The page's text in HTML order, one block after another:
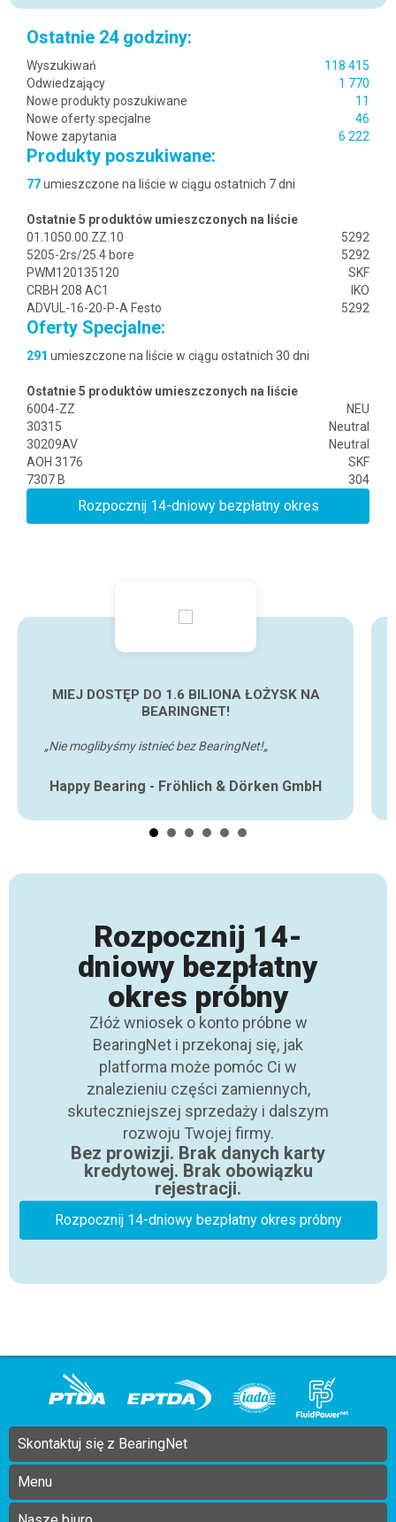
Ostatnie 24 godziny:
Wyszukiwań
118 415
Odwiedzający
1 770
Nowe produkty poszukiwane
11
Nowe oferty specjalne
46
Nowe zapytania
6 222
Produkty poszukiwane:
77umieszczone na liście w ciągu ostatnich 7 dni
Ostatnie 5 produktów umieszczonych na liście
01.1050.00.ZZ.10
5292
5205-2rs/25.4 bore
5292
PWM120135120
SKF
CRBH 208 AC1
IKO
ADVUL-16-20-P-A Festo
5292
Oferty Specjalne:
291 umieszczone na liście w ciągu ostatnich 30 dni
Ostatnie 5 produktów umieszczonych na liście
6004-ZZ
NEU
30315
Neutral
30209AV
Neutral
AOH 3176
SKF
7307 B
304
Rozpocznij 14-dniowy bezpłatny okres
MIEJ DOSTĘP DO 1.6 BILIONA ŁOŻYSK NA
BEARINGNET!
„Nie moglibyśmy istnieć bez BearingNet!„
Happy Bearing - Fröhlich & Dörken GmbH
Rozpocznij 14-
dniowy bezpłatny
okres próbny
Złóż wniosek o konto próbne w
BearingNet i przekonaj się, jak
platforma może pomóc Ci w
znalezieniu części zamiennych,
skuteczniejszej sprzedaży i dalszym
rozwoju Twojej firmy.
Bez prowizji. Brak danych karty
kredytowej. Brak obowiązku
rejestracji.
Rozpocznij 14-dniowy bezpłatny okres próbny
Skontaktuj się z BearingNet
Menu